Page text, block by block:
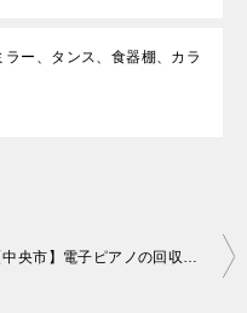
ラー、タンス、食器棚、カラ
【中央市】電子ピアノの回収・処分ご依頼 お客様の声